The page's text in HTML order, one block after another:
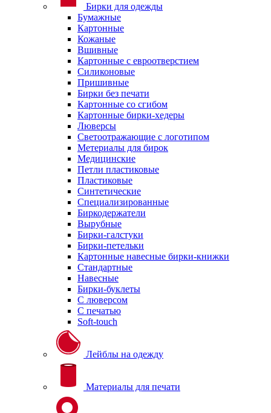
Бирки для одежды
Бумажные
Картонные
Кожаные
Вшивные
Картонные с евроотверстием
Силиконовые
Пришивные
Бирки без печати
Картонные со сгибом
Картонные бирки-хедеры
Люверсы
Светоотражающие с логотипом
Метериалы для бирок
Медицинские
Петли пластиковые
Пластиковые
Синтетические
Специализированные
Биркодержатели
Вырубные
Бирки-галстуки
Бирки-петельки
Картонные навесные бирки-книжки
Стандартные
Навесные
Бирки-буклеты
С люверсом
С печатью
Soft-touch
Лейблы на одежду
Материалы для печати